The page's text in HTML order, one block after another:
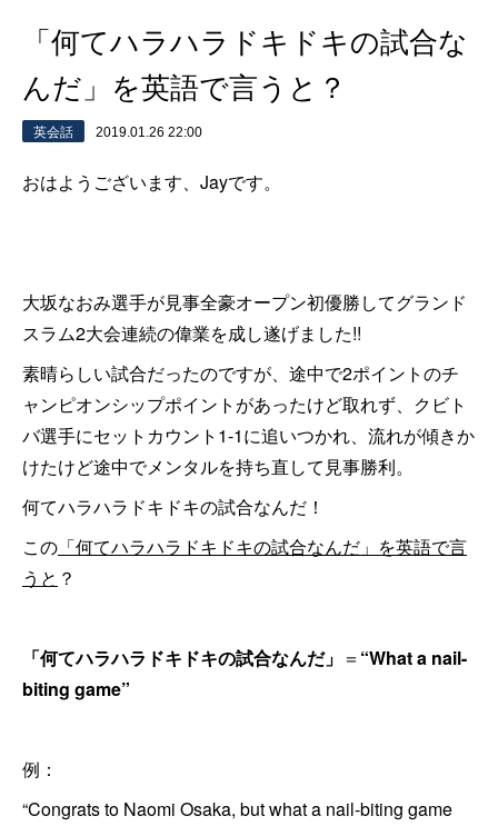
「何てハラハラドキドキの試合な
んだ」を英語で言うと？
英会話 2019.01.26 22:00
おはようございます、Jayです。
大坂なおみ選手が見事全豪オープン初優勝してグランド
スラム2大会連続の偉業を成し遂げました!!
素晴らしい試合だったのですが、途中で2ポイントのチ
ャンピオンシップポイントがあったけど取れず、クビト
バ選手にセットカウント1-1に追いつかれ、流れが傾きか
けたけど途中でメンタルを持ち直して見事勝利。
何てハラハラドキドキの試合なんだ！
この 「何てハラハラドキドキの試合なんだ」を英語で言
うと ？
「何てハラハラドキドキの試合なんだ」 ＝ “What a nail-
biting game”
例：
“Congrats to Naomi Osaka, but what a nail-biting game